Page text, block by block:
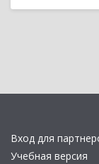
Вход для
Учебная версия